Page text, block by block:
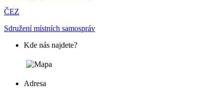
ČEZ
Sdružení místních samospráv
Kde nás najdete?
Adresa